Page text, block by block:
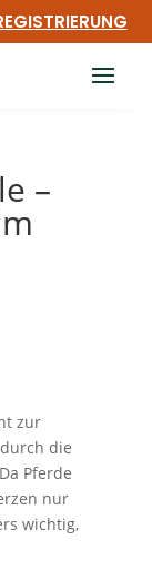
–
zur
die
Pferde
nur
wichtig,